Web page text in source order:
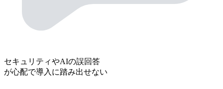
セキュリティやAIの誤回答
が心配で導入に踏み出せない